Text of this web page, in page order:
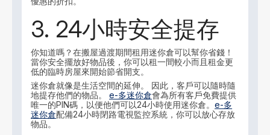
3. 24小時安全提存
你知道嗎？在搬屋過渡期間租用迷你倉可以幫你省錢！
當你安全擺放好物品後，你可以租一間較小而且租金更
低的臨時房屋來開始節省開支。
迷你倉就像是生活空間的延伸。 因此，客戶可以隨時隨
地提存他們的物品。e-多迷你倉會為所有客戶免費提供
唯一的PIN碼，以便他們可以24小時使用迷你倉。e-多
迷你倉配備24小時閉路電視監控系統，你可以放心存放
物品。